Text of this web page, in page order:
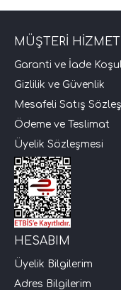
Modelleri
Setleri)
Arac Baslari)
Performans)
MÜŞTERİ
Garanti ve İade
Gizlilik ve Güvenlik
Mesafeli Satış
Ödeme ve Teslimat
Üyelik Sözleşmesi
HESABIM
Üyelik Bilgilerim
Adres Bilgilerim